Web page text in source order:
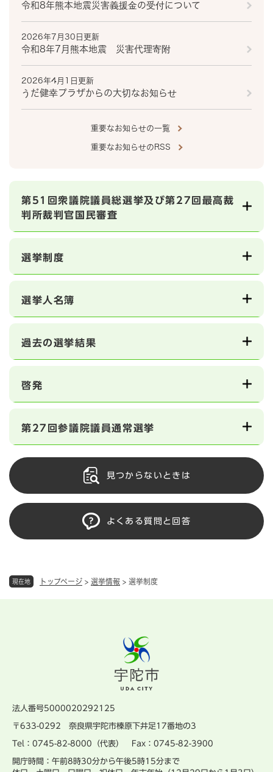
現在地 トップページ > 選挙情報 > 選挙制度
令和8年熊本地震災害義援金の受付について
2026年7月30日更新
令和8年7月熊本地震 災害代理寄附
2026年4月1日更新
うだ健幸プラザからの大切なお知らせ
重要なお知らせの一覧
重要なお知らせのRSS
第51回衆議院議員総選挙及び第27回最高裁
判所裁判官国民審査
選挙制度
選挙人名簿
過去の選挙結果
啓発
第27回参議院議員通常選挙
見つからないときは
よくある質問と回答
法人番号5000020292125
〒633-0292 奈良県宇陀市榛原下井足17番地の3
Tel：0745-82-8000（代表） Fax：0745-82-3900
開庁時間：午前8時30分から午後5時15分まで